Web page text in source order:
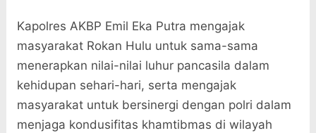
Kapolres AKBP Emil Eka Putra mengajak
masyarakat Rokan Hulu untuk sama-sama
menerapkan nilai-nilai luhur pancasila dalam
kehidupan sehari-hari, serta mengajak
masyarakat untuk bersinergi dengan polri dalam
menjaga kondusifitas khamtibmas di wilayah